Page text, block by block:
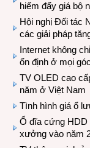
hiếm đẩy giá bộ
Hội nghị Đối tác
các giải pháp
Internet không
ổn định ở mọi
TV OLED cao
năm ở Việt Nam
Tình hình giá ổ
Ổ đĩa cứng HDD
xưởng vào năm